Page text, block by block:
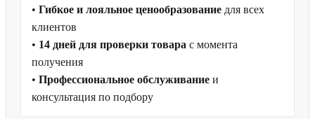
• Гибкое и лояльное ценообразование для всех
клиентов
• 14 дней для проверки товара с момента
получения
• Профессиональное обслуживание и
консультация по подбору